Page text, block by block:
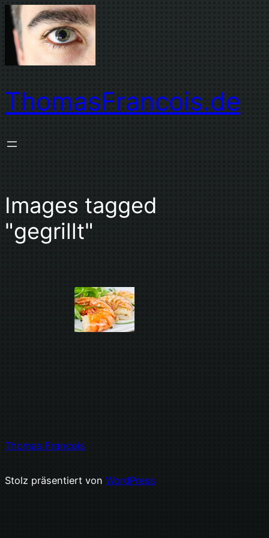
Zum
Inhalt
springen
ThomasFrancois.de
Images tagged
"gegrillt"
Thomas Francois
Stolz präsentiert von WordPress